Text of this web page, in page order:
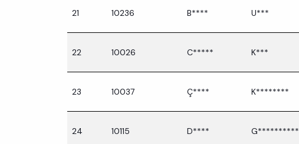
21 10236 B**** U***
22 10026 C***** K***
23 10037 Ç**** K********
24 10115 D**** G**********